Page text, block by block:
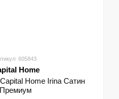
605843
Home
Home Irina Сатин
Премиум